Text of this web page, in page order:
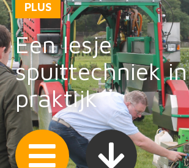
PLUS
Een lesje
spuittechniek
praktijk